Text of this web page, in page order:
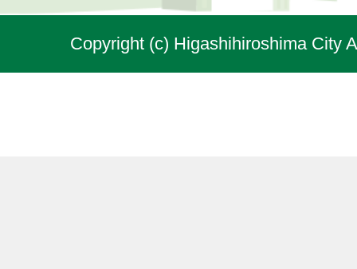
Copyright (c) Higashihiroshima City